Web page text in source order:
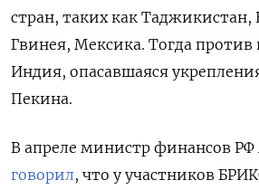
стран, таких как Таджикистан,
Гвинея, Мексика. Тогда против
Индия, опасавшаяся
Пекина.
В апреле министр финансов РФ
говорил, что у участников